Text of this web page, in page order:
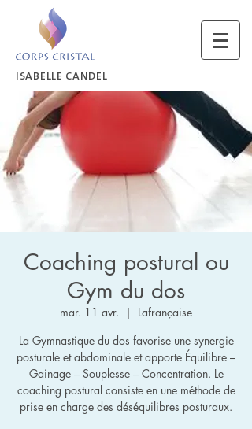
ISABELLE CANDEL
Coaching postural ou
Gym du dos
mar. 11 avr.
  |
Lafrançaise
La Gymnastique du dos favorise une synergie
posturale et abdominale et apporte Équilibre –
Gainage – Souplesse – Concentration. Le
coaching postural consiste en une méthode de